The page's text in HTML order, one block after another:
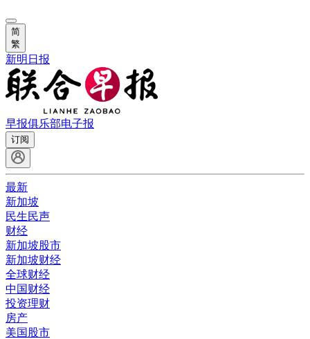
简
繁
新明日报
早报俱乐部电子报
订阅
最新
新加坡
民生民声
财经
新加坡股市
新加坡财经
全球财经
中国财经
投资理财
房产
美国股市